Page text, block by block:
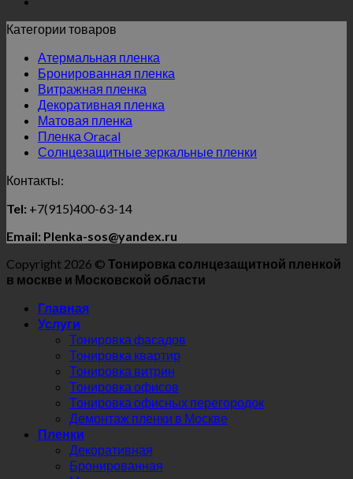
Категории товаров
Атермальная пленка
Бронированная пленка
Витражная пленка
Декоративная пленка
Матовая пленка
Пленка Oracal
Солнцезащитные зеркальные пленки
Контакты:
Tel: +7(915)400-63-14
Email: Plenka-sos@yandex.ru
Copyright 2026 © Тонировка солнцезащитной пленкой
в москве и Московской области
Главная
Услуги
Тонировка фасадов
Тонировка квартир
Тонировка витрин
Тонировка офисов
Тонировка офисных перегородок
Демонтаж пленки в Москве
Пленки
Декоративная
Бронированная